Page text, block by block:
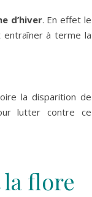
d’hiver. En effet le
entraîner à terme la
la disparition de
lutter contre ce
la flore